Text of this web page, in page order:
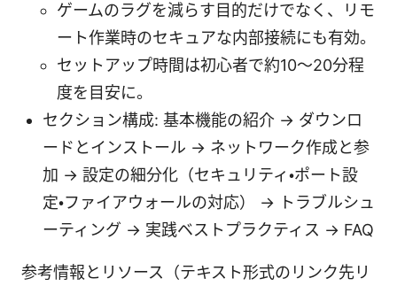
ゲームのラグを減らす目的だけでなく、リモ
ート作業時のセキュアな内部接続にも有効。
セットアップ時間は初心者で約10〜20分程
度を目安に。
セクション構成: 基本機能の紹介 → ダウンロ
ードとインストール → ネットワーク作成と参
加 → 設定の細分化（セキュリティ・ポート設
定・ファイアウォールの対応） → トラブルシュ
ーティング → 実践ベストプラクティス → FAQ
参考情報とリソース（テキスト形式のリンク先リ